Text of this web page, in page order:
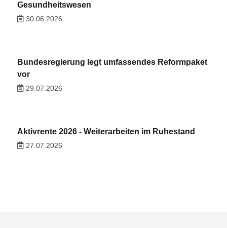
Gesundheitswesen
30.06.2026
Bundesregierung legt umfassendes Reformpaket
vor
29.07.2026
Aktivrente 2026 - Weiterarbeiten im Ruhestand
27.07.2026